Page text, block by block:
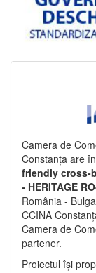
Camera de
Constanța are
friendly cross-
- HERITAGE
România -
CCINA
Camera de
partener.
Proiectul își